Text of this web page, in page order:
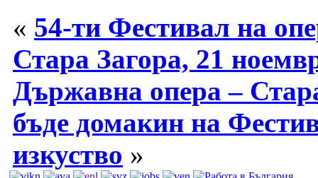
« 54-ти Фестивал на
Стара Загора, 21
Държавна опера –
бъде домакин на
изкуство »